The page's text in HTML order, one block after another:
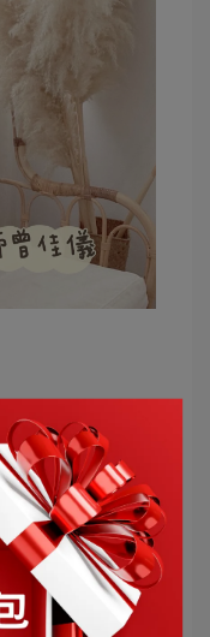
維生素C
花青素